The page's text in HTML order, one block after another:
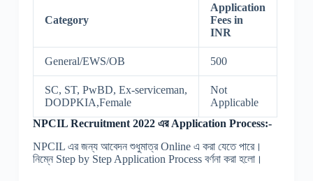
Category
Application
Fees in
INR
General/EWS/OB 500
SC, ST, PwBD, Ex-serviceman,
DODPKIA,Female
Not
Applicable
NPCIL Recruitment 2022 এর Application Process:-
NPCIL এর জন্য আবেদন শুধুমাত্র Online এ করা যেতে পারে।
নিম্নে Step by Step Application Process বর্ণনা করা হলো।